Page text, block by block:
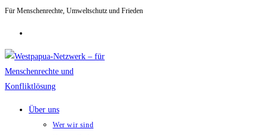
Zum
Für Menschenrechte, Umweltschutz und Frieden
Über uns
Wer wir sind